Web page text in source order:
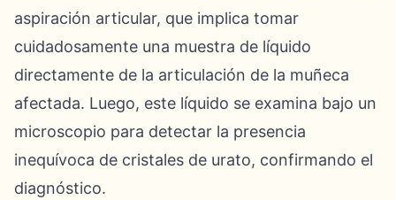
aspiración articular, que implica tomar
cuidadosamente una muestra de líquido
directamente de la articulación de la muñeca
afectada. Luego, este líquido se examina bajo un
microscopio para detectar la presencia
inequívoca de cristales de urato, confirmando el
diagnóstico.